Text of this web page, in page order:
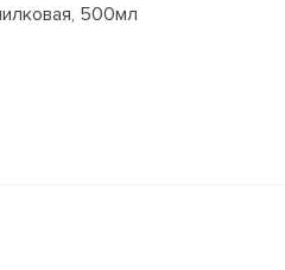
500мл